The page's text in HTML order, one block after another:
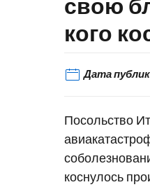
кого
Дата
Посольство
коснулось